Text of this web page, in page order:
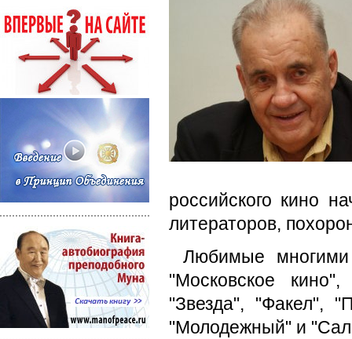
российского кино
литераторов,
Любимые
"Московское
"Звезда", "Факел",
"Молодежный" и